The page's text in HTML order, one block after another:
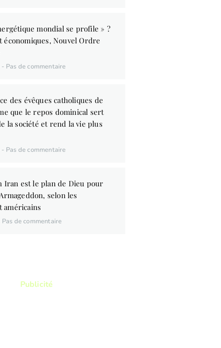
mondial se profile » ?
économiques, Nouvel Ordre
Pas de commentaire
des évêques catholiques de
que le repos dominical sert
la société et rend la vie plus
Pas de commentaire
Iran est le plan de Dieu pour
selon les
américains
Pas de commentaire
Publicité